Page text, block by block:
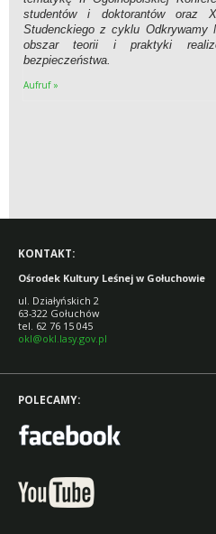
studentów i doktorantów oraz
Studenckiego z cyklu Odkrywamy
obszar teorii i praktyki
bezpieczeństwa.
Aufruf »
KONTAKT:
Ośrodek Kultury Leśnej w Gołuchowie
ul. Działyńskich 2
63-322 Gołuchów
tel. 62 76 15 045
okl@okl.lasy.gov.pl
POLECAMY: